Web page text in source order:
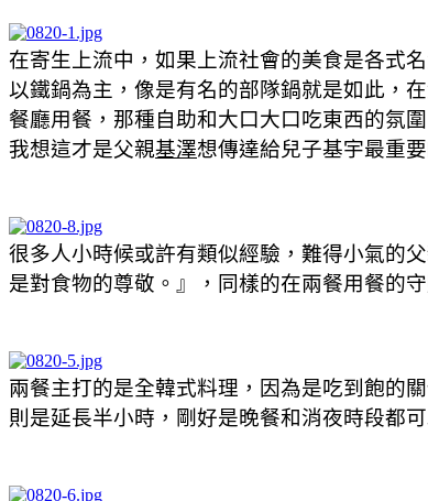
在寄生上流中，如果上流社會的美食是各式
以鐵鍋為主，像是有名的部隊鍋就是如此，
餐廳用餐，那種自助和大口大口吃東西的氛
我想這才是父親基澤想傳達給兒子基宇最重要
很多人小時候或許有類似經驗，難得小氣的
是對食物的尊敬。』，同樣的在兩餐用餐的
兩餐主打的是全韓式料理，因為是吃到飽的
則是延長半小時，剛好是晚餐和消夜時段都可